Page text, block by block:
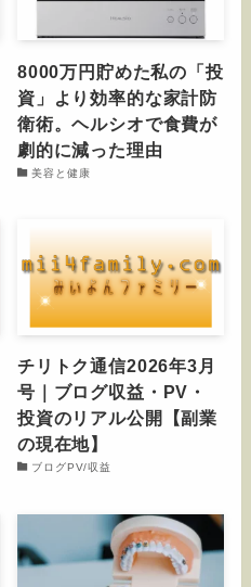
8000万円貯めた私の「投
資」より効率的な家計防
衛術。ヘルシオで食費が
劇的に減った理由
美容と健康
チリトク通信2026年3月
号｜ブログ収益・PV・
投資のリアル公開【副業
の現在地】
ブログPV/収益